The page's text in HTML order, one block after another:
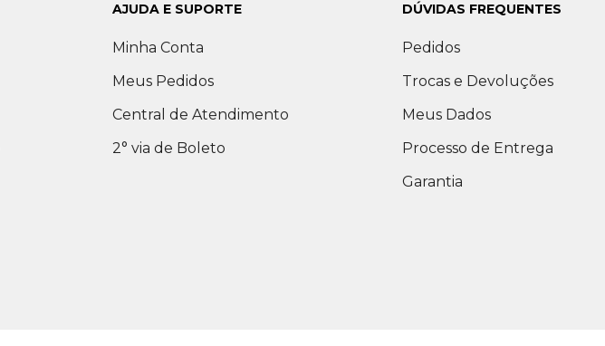
AJUDA E SUPORTE
Minha Conta
Meus Pedidos
Central de Atendimento
2° via de Boleto
DÚVIDAS FREQUENTES
Pedidos
Trocas e Devoluções
Meus Dados
Processo de Entrega
Garantia